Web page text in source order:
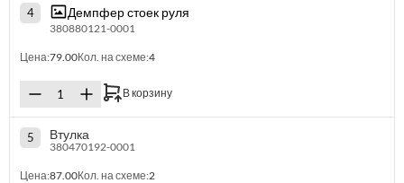
4 Демпфер стоек руля
380880121-0001
Цена:79.00Кол. на схеме:4
В корзину
5 Втулка
380470192-0001
Цена:87.00Кол. на схеме:2